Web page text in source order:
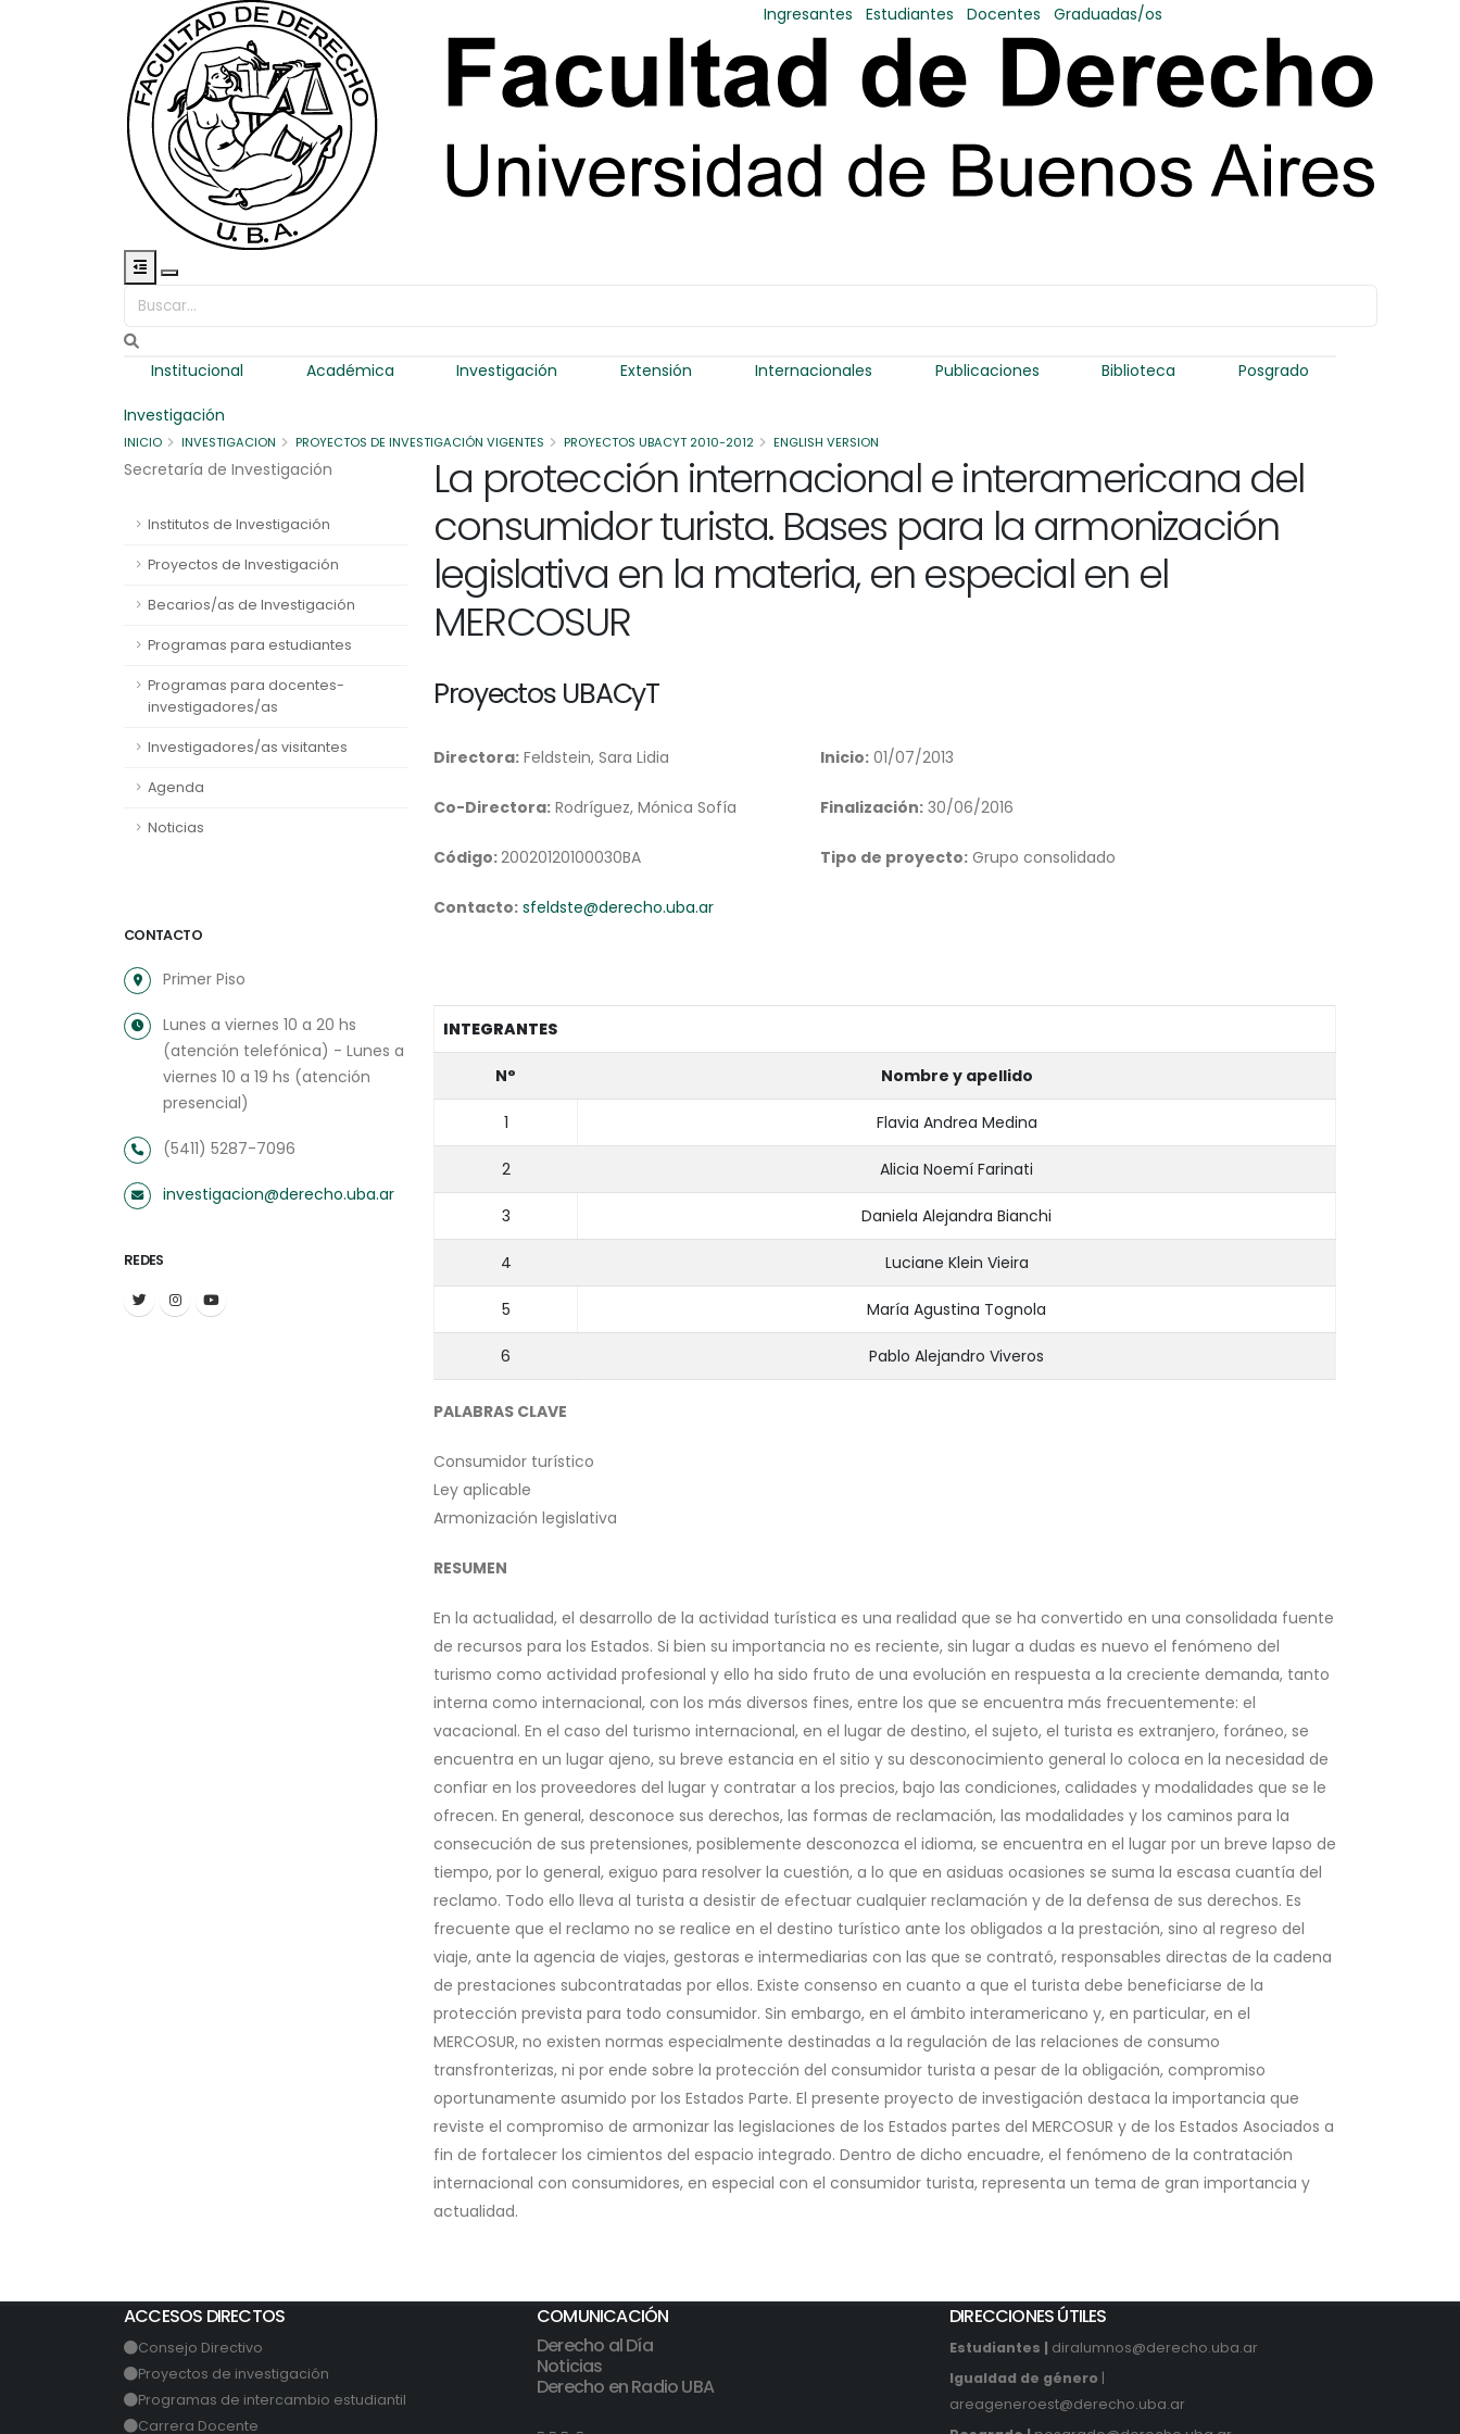
Ingresantes Estudiantes Docentes Graduadas/os
Institucional Académica Investigación Extensión Internacionales Publicaciones Biblioteca Posgrado
Investigación
INICIO INVESTIGACION PROYECTOS DE INVESTIGACIÓN VIGENTES PROYECTOS UBACYT 2010-2012 ENGLISH VERSION
Secretaría de Investigación
Institutos de Investigación
Proyectos de Investigación
Becarios/as de Investigación
Programas para estudiantes
Programas para docentes-
investigadores/as
Investigadores/as visitantes
Agenda
Noticias
CONTACTO
Primer Piso
Lunes a viernes 10 a 20 hs
(atención telefónica) - Lunes a
viernes 10 a 19 hs (atención
presencial)
(5411) 5287-7096
investigacion@derecho.uba.ar
REDES
La protección internacional e interamericana del
consumidor turista. Bases para la armonización
legislativa en la materia, en especial en el
MERCOSUR
Proyectos UBACyT
Directora: Feldstein, Sara Lidia
Co-Directora: Rodríguez, Mónica Sofía
Código:20020120100030BA
Contacto: sfeldste@derecho.uba.ar
Inicio: 01/07/2013
Finalización: 30/06/2016
Tipo de proyecto: Grupo consolidado
INTEGRANTES
N° Nombre y apellido
1 Flavia Andrea Medina
2 Alicia Noemí Farinati
3 Daniela Alejandra Bianchi
4 Luciane Klein Vieira
5 María Agustina Tognola
6 Pablo Alejandro Viveros
PALABRAS CLAVE
Consumidor turístico
Ley aplicable
Armonización legislativa
RESUMEN
En la actualidad, el desarrollo de la actividad turística es una realidad que se ha convertido en una consolidada fuente
de recursos para los Estados. Si bien su importancia no es reciente, sin lugar a dudas es nuevo el fenómeno del
turismo como actividad profesional y ello ha sido fruto de una evolución en respuesta a la creciente demanda, tanto
interna como internacional, con los más diversos fines, entre los que se encuentra más frecuentemente: el
vacacional. En el caso del turismo internacional, en el lugar de destino, el sujeto, el turista es extranjero, foráneo, se
encuentra en un lugar ajeno, su breve estancia en el sitio y su desconocimiento general lo coloca en la necesidad de
confiar en los proveedores del lugar y contratar a los precios, bajo las condiciones, calidades y modalidades que se le
ofrecen. En general, desconoce sus derechos, las formas de reclamación, las modalidades y los caminos para la
consecución de sus pretensiones, posiblemente desconozca el idioma, se encuentra en el lugar por un breve lapso de
tiempo, por lo general, exiguo para resolver la cuestión, a lo que en asiduas ocasiones se suma la escasa cuantía del
reclamo. Todo ello lleva al turista a desistir de efectuar cualquier reclamación y de la defensa de sus derechos. Es
frecuente que el reclamo no se realice en el destino turístico ante los obligados a la prestación, sino al regreso del
viaje, ante la agencia de viajes, gestoras e intermediarias con las que se contrató, responsables directas de la cadena
de prestaciones subcontratadas por ellos. Existe consenso en cuanto a que el turista debe beneficiarse de la
protección prevista para todo consumidor. Sin embargo, en el ámbito interamericano y, en particular, en el
MERCOSUR, no existen normas especialmente destinadas a la regulación de las relaciones de consumo
transfronterizas, ni por ende sobre la protección del consumidor turista a pesar de la obligación, compromiso
oportunamente asumido por los Estados Parte. El presente proyecto de investigación destaca la importancia que
reviste el compromiso de armonizar las legislaciones de los Estados partes del MERCOSUR y de los Estados Asociados a
fin de fortalecer los cimientos del espacio integrado. Dentro de dicho encuadre, el fenómeno de la contratación
internacional con consumidores, en especial con el consumidor turista, representa un tema de gran importancia y
actualidad.
ACCESOS DIRECTOS
Consejo Directivo
Proyectos de investigación
Programas de intercambio estudiantil
Carrera Docente
COMUNICACIÓN
Derecho al Día
Noticias
Derecho en Radio UBA
DIRECCIONES ÚTILES
Estudiantes | diralumnos@derecho.uba.ar
Igualdad de género |
areageneroest@derecho.uba.ar